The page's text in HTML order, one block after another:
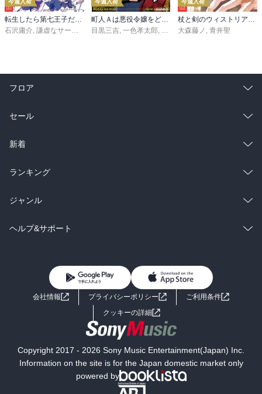
石沢庸介 謙虚なサークル メル。
目黒三吉 一色孝太郎 Parum大森藤ノ 青井聖
フロア
総合
ラノベ
雑誌・グラビア
BL・TL
セール
総合
ラノベ
雑誌・グラビア
BL・TL
新着
総合
ラノベ
雑誌・グラビア
ランキング
総合
ラノベ
ジャンル
コミック
ライトノベル 男子向けラノベ
小説
海外小説
ミステリー SF
文学
ヘルプ&サポート
よくあるご質問 お問い合わせ
会社情報 プライバシーポリシー
ご利用条件
クッキーの詳細
Copyright 2017 - 2026 Sony Music Entertainment(Japan) Inc.
Information on the site is for the Japan domestic market only
powered by